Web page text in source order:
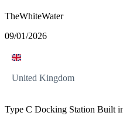
TheWhiteWater
09/01/2026
United Kingdom
Type C Docking Station Built